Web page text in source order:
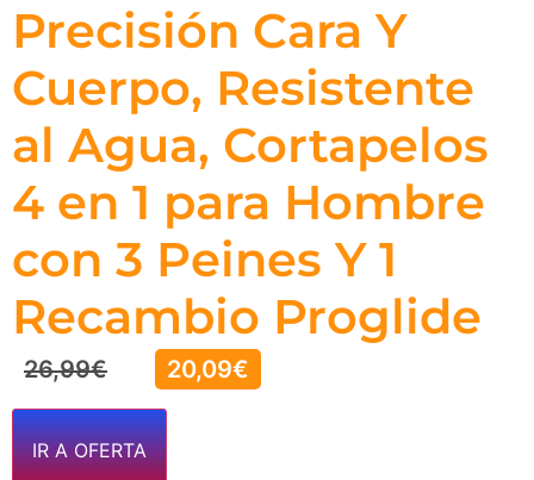
Precisión Cara Y
Cuerpo, Resistente
al Agua, Cortapelos
4 en 1 para Hombre
con 3 Peines Y 1
Recambio Proglide
26,99€ 20,09€
IR A OFERTA